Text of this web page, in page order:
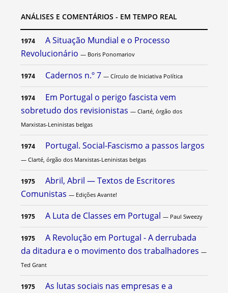
ANÁLISES E COMENTÁRIOS - EM TEMPO REAL
1974
A Situação Mundial e o Processo
Revolucionário — Boris Ponomariov
1974 Cadernos n.º 7 — Círculo de Iniciativa Política
1974
Em Portugal o perigo fascista vem
sobretudo dos revisionistas — Clarté, órgão dos
Marxistas-Leninistas belgas
1974 Portugal. Social-Fascismo a passos largos
— Clarté, órgão dos Marxistas-Leninistas belgas
1975
Abril, Abril — Textos de Escritores
Comunistas — Edições Avante!
1975 A Luta de Classes em Portugal — Paul Sweezy
1975
A Revolução em Portugal - A derrubada
da ditadura e o movimento dos trabalhadores —
Ted Grant
1975
As lutas sociais nas empresas e a